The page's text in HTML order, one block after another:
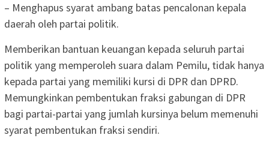
– Menghapus syarat ambang batas pencalonan kepala
daerah oleh partai politik.
Memberikan bantuan keuangan kepada seluruh partai
politik yang memperoleh suara dalam Pemilu, tidak hanya
kepada partai yang memiliki kursi di DPR dan DPRD.
Memungkinkan pembentukan fraksi gabungan di DPR
bagi partai-partai yang jumlah kursinya belum memenuhi
syarat pembentukan fraksi sendiri.